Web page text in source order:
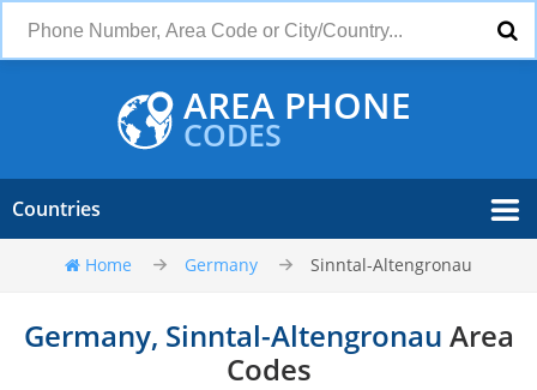
AREA PHONE
CODES
Countries
Home Germany Sinntal-Altengronau
Germany, Sinntal-Altengronau Area
Codes